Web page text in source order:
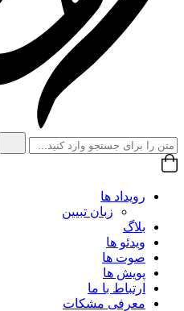
رویداد ها
زبان تبیین
بلاگ
ویدئو ها
صوت ها
پویش ها
ارتباط با ما
معرفی مشکات